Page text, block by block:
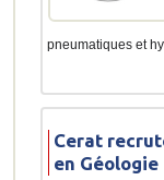
pneumatiques et
Cerat
en Géologie